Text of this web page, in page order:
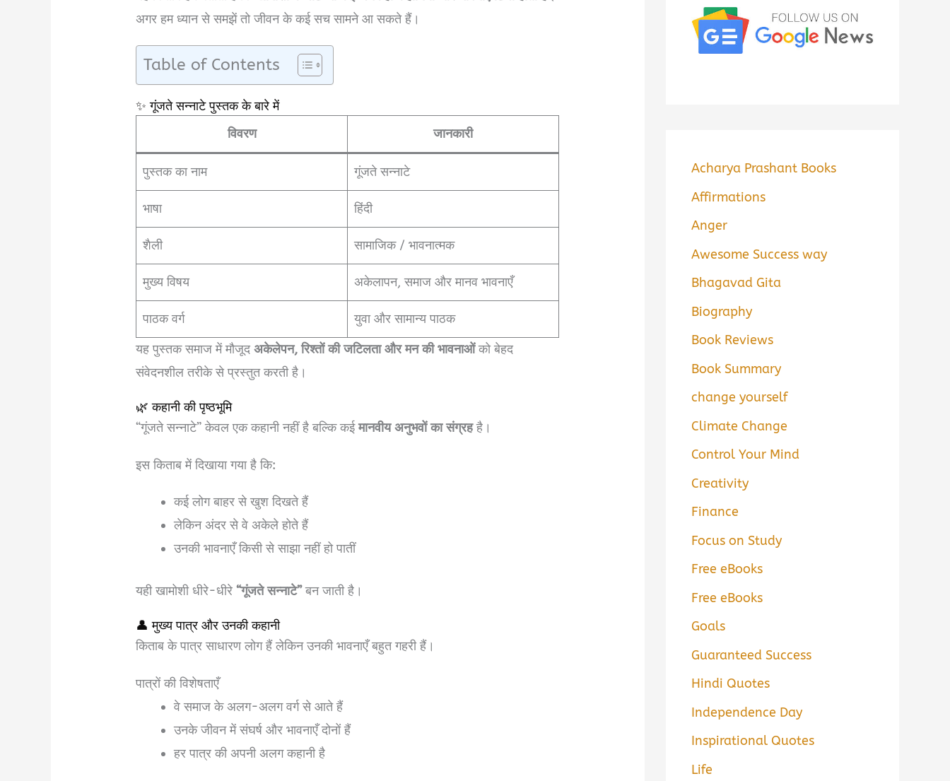
अगर हम ध्यान से समझें तो जीवन के कई सच सामने आ सकते हैं।
Table of Contents
✨ गूंजते सन्नाटे पुस्तक के बारे में
विवरण जानकारी
पुस्तक का नाम गूंजते सन्नाटे
भाषा हिंदी
शैली सामाजिक / भावनात्मक
मुख्य विषय अकेलापन, समाज और मानव भावनाएँ
पाठक वर्ग
युवा और सामान्य पाठक
यह पुस्तक समाज में मौजूदअकेलेपन, रिश्तों की जटिलता और मन की भावनाओंको बेहद
संवेदनशील तरीके से प्रस्तुत करती है।
🌿 कहानी की पृष्ठभूमि
“गूंजते सन्नाटे” केवल एक कहानी नहीं है बल्कि कईमानवीय अनुभवों का संग्रहहै।
इस किताब में दिखाया गया है कि:
कई लोग बाहर से खुश दिखते हैं
लेकिन अंदर से वे अकेले होते हैं
उनकी भावनाएँ किसी से साझा नहीं हो पातीं
यही खामोशी धीरे-धीरे“गूंजते सन्नाटे”बन जाती है।
👤 मुख्य पात्र और उनकी कहानी
किताब के पात्र साधारण लोग हैं लेकिन उनकी भावनाएँ बहुत गहरी हैं।
पात्रों की विशेषताएँ
वे समाज के अलग-अलग वर्ग से आते हैं
उनके जीवन में संघर्ष और भावनाएँ दोनों हैं
हर पात्र की अपनी अलग कहानी है
Acharya Prashant Books
Affirmations
Anger
Awesome Success way
Bhagavad Gita
Biography
Book Reviews
Book Summary
change yourself
Climate Change
Control Your Mind
Creativity
Finance
Focus on Study
Free eBooks
Free eBooks
Goals
Guaranteed Success
Hindi Quotes
Independence Day
Inspirational Quotes
Life